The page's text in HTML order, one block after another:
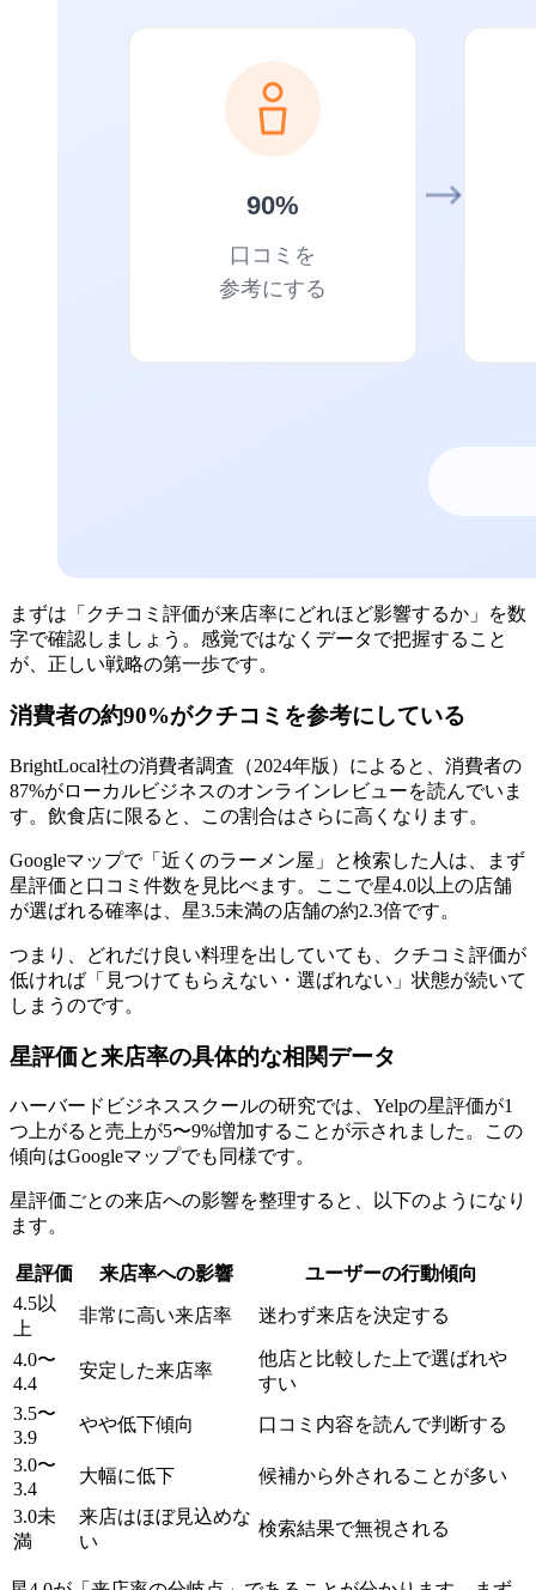
まずは「クチコミ評価が来店率にどれほど影響するか」を数
字で確認しましょう。感覚ではなくデータで把握すること
が、正しい戦略の第一歩です。
消費者の約90%がクチコミを参考にしている
BrightLocal社の消費者調査（2024年版）によると、消費者の
87%がローカルビジネスのオンラインレビューを読んでいま
す。飲食店に限ると、この割合はさらに高くなります。
Googleマップで「近くのラーメン屋」と検索した人は、まず
星評価と口コミ件数を見比べます。ここで星4.0以上の店舗
が選ばれる確率は、星3.5未満の店舗の約2.3倍です。
つまり、どれだけ良い料理を出していても、クチコミ評価が
低ければ「見つけてもらえない・選ばれない」状態が続いて
しまうのです。
星評価と来店率の具体的な相関データ
ハーバードビジネススクールの研究では、Yelpの星評価が1
つ上がると売上が5〜9%増加することが示されました。この
傾向はGoogleマップでも同様です。
星評価ごとの来店への影響を整理すると、以下のようになり
ます。
星評価 来店率への影響
ユーザーの行動傾向
4.5以
上
非常に高い来店率 迷わず来店を決定する
4.0〜
4.4
安定した来店率
他店と比較した上で選ばれや
すい
3.5〜
3.9
やや低下傾向
口コミ内容を読んで判断する
3.0〜
3.4
大幅に低下
候補から外されることが多い
3.0未
満
来店はほぼ見込めな
い
検索結果で無視される